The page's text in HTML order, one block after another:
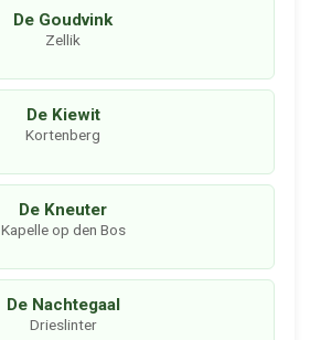
De Goudvink
Zellik
De Kiewit
Kortenberg
De Kneuter
Kapelle op den Bos
De Nachtegaal
Drieslinter